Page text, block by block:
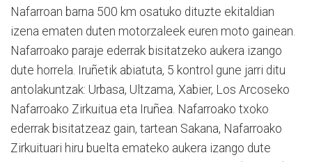
Nafarroan barna 500 km osatuko dituzte ekitaldian
izena ematen duten motorzaleek euren moto gainean.
Nafarroako paraje ederrak bisitatzeko aukera izango
dute horrela. Iruñetik abiatuta, 5 kontrol gune jarri ditu
antolakuntzak: Urbasa, Ultzama, Xabier, Los Arcoseko
Nafarroako Zirkuitua eta Iruñea. Nafarroako txoko
ederrak bisitatzeaz gain, tartean Sakana, Nafarroako
Zirkuituari hiru buelta emateko aukera izango dute